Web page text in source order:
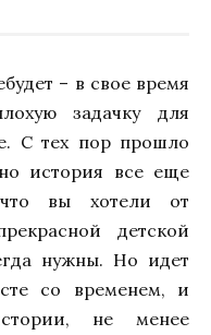
– в свое время
задачку для
С тех пор прошло
история все еще
что вы хотели от
детской
нужны. Но идет
со временем, и
не менее